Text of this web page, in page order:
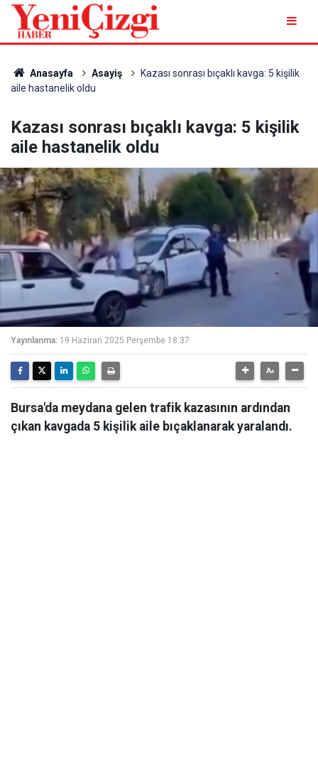
Anasayfa Asayiş
Kazası sonrası bıçaklı kavga: 5 kişilik
aile hastanelik oldu
Kazası sonrası bıçaklı kavga: 5 kişilik
aile hastanelik oldu
Yayınlanma: 19 Haziran 2025 Perşembe 18:37
Bursa'da meydana gelen trafik kazasının ardından
çıkan kavgada 5 kişilik aile bıçaklanarak yaralandı.